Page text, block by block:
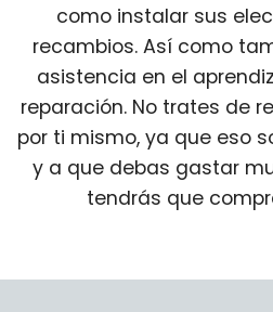
como instalar sus
recambios. Así como
asistencia en el
reparación. No trates de
por ti mismo, ya que eso
y a que debas gastar
tendrás que